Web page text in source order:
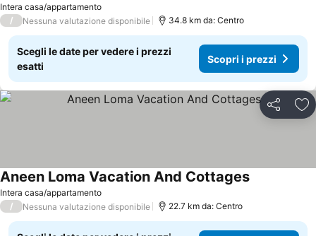
Intera casa/appartamento
/ Nessuna valutazione disponibile 34.8 km da: Centro
Scegli le date per vedere i prezzi
esatti
Scopri i prezzi
Condividi
Intera casa/appartamento
Aneen Loma Vacation And CottagesScopri i
/ Nessuna valutazione disponibile 22.7 km da: Centro